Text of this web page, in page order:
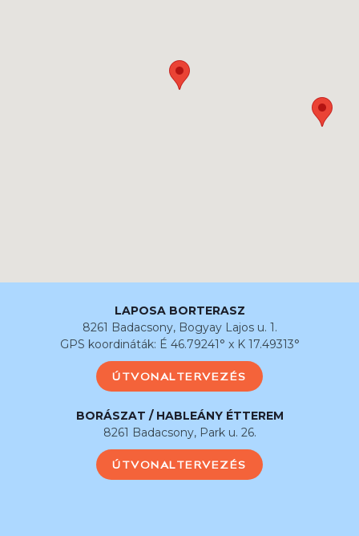
LAPOSA BORTERASZ
8261 Badacsony, Bogyay Lajos u. 1.
GPS koordináták: É 46.79241° x K 17.49313°
ÚTVONALTERVEZÉS
BORÁSZAT / HABLEÁNY ÉTTEREM
8261 Badacsony, Park u. 26.
ÚTVONALTERVEZÉS